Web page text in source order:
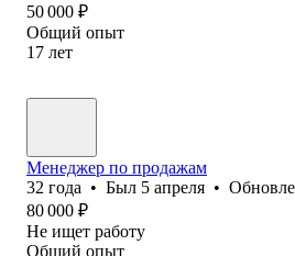
50 000 ₽
Общий опыт
17 лет
Менеджер по продажам
32 года • Был 5 апреля •
80 000 ₽
Не ищет работу
Общий опыт